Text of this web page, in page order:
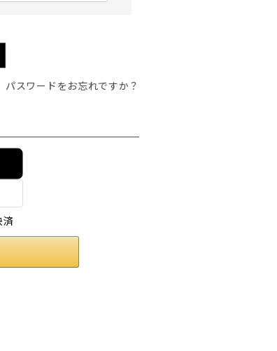
パスワードをお忘れですか？
済